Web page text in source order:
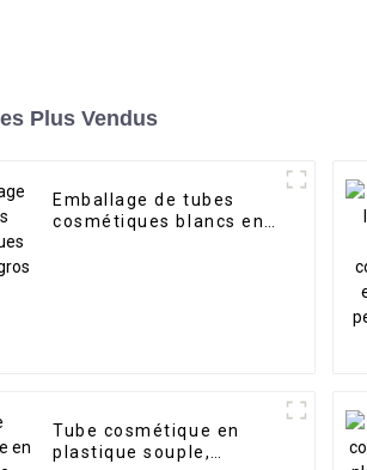
Plus Vendus
Emballage de tubes
cosmétiques blancs en
Tube cosmétique en
plastique souple,